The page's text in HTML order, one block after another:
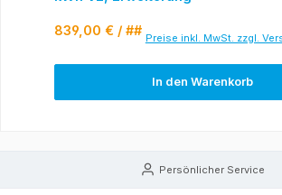
Regulärer Preis:
839,00 € / ## Preise inkl. MwSt. zzgl.
In den Warenkorb
Persönlicher Service